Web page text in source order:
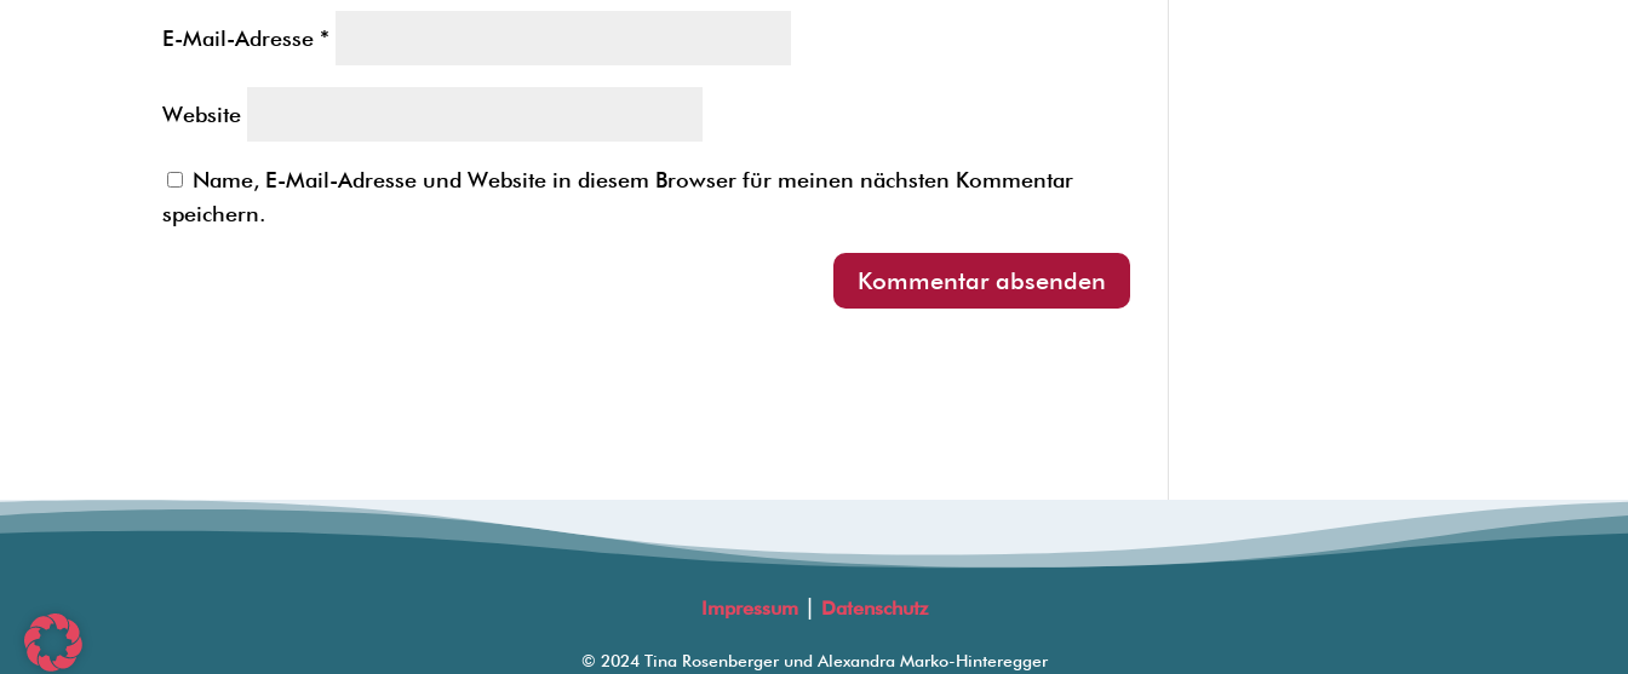
E-Mail-Adresse *
Website
Name, E-Mail-Adresse und Website in diesem Browser für meinen nächsten Kommentar
speichern.
Impressum| Datenschutz
© 2024 Tina Rosenberger und Alexandra Marko-Hinteregger